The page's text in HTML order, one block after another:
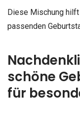
Diese Mischung
passenden
schöne
für